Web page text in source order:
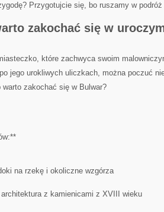
Przygotujcie się, bo ruszamy ⁤w
zakochać się w
które zachwyca swoim⁢
jego urokliwych uliczkach,⁣ można poczuć
warto zakochać się w Bulwar?
⁣na rzekę i⁢ okoliczne wzgórza
z ‍kamienicami z XVIII wieku